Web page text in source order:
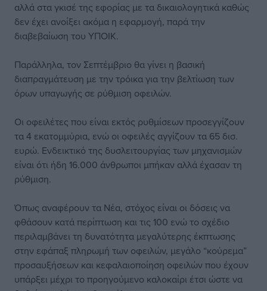
αλλά στα γκισέ της εφορίας με τα δικαιολογητικά καθώς
δεν έχει ανοίξει ακόμα η εφαρμογή, παρά την
διαβεβαίωση του ΥΠΟΙΚ.
Παράλληλα, τον Σεπτέμβριο θα γίνει η βασική
διαπραγμάτευση με την τρόικα για την βελτίωση των
όρων υπαγωγής σε ρύθμιση οφειλών.
Οι οφειλέτες που είναι εκτός ρυθμίσεων προσεγγίζουν
τα 4 εκατομμύρια, ενώ οι οφειλές αγγίζουν τα 65 δισ.
ευρώ. Ενδεικτικό της δυσλειτουργίας των μηχανισμών
είναι ότι ήδη 16.000 άνθρωποι μπήκαν αλλά έχασαν τη
ρύθμιση.
Όπως αναφέρουν τα Νέα, στόχος είναι οι δόσεις να
φθάσουν κατά περίπτωση και τις 100 ενώ το σχέδιο
περιλαμβάνει τη δυνατότητα μεγαλύτερης έκπτωσης
στην εφάπαξ πληρωμή των οφειλών, μεγάλο “κούρεμα”
προσαυξήσεων και κεφαλαιοποίηση οφειλών που έχουν
υπάρξει μέχρι το προηγούμενο καλοκαίρι έτσι ώστε να